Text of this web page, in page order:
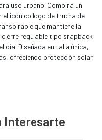
uso urbano. Combina un
el icónico logo de trucha de
que mantiene la
regulable tipo snapback
día. Diseñada en talla única,
ofreciendo protección solar
Interesarte